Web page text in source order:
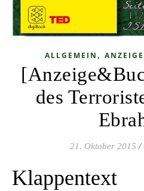
ALLGEMEIN ,
des
21. Oktober 2015 /
Klappentext